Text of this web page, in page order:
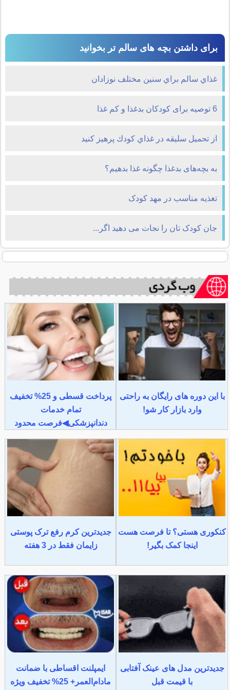
برای داشتن بچه های سالم تر بخوانید
غذاي سالم براي سنين مختلف نوزادان
6 توصیه برای کودکان بدغذا و کم غذا
از تحميل سلیقه در غذاي كودك پرهيز كنيد
به بچه‌های بدغذا چگونه غذا بدهیم؟
تغذیه مناسب در مهد کودک
جان کودک تان را نجات می دهید اگر...
با این دوره های رایگان به راحتی
وارد بازار کار شو!
پرداخت قسطی و 25% تخفیف
تمام خدمات
دندانپزشکی◀فرصت محدود
کنکوری هستی؟ تا فرصت هست
اینجا کمک بگیر!
جدیدترین کرم رفع ترک پوستی
زایمان فقط در 3 هفته
جدیدترین مدل های عینک آفتابی
با قیمت قبل
ایمپلنت اقساطی با ضمانت
مادام‌العمر+ 25% تخفیف ویژه